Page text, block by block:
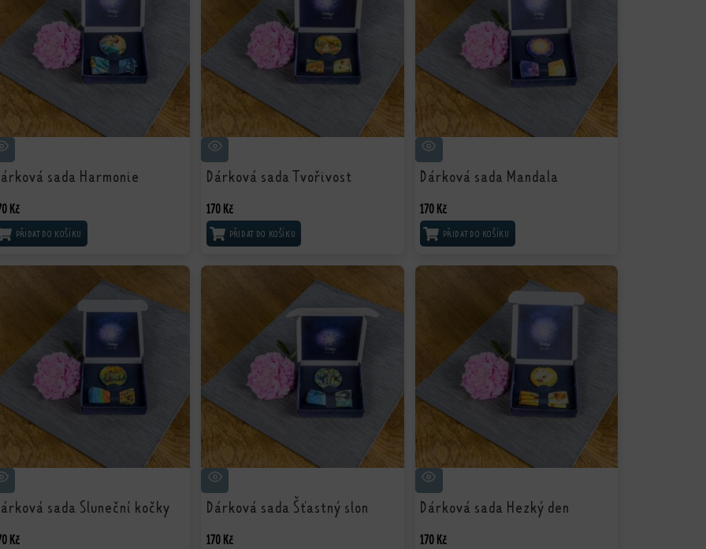
sada Harmonie
Kč
PŘIDAT DO KOŠÍKU
Dárková sada Tvořivost
170 Kč
PŘIDAT DO KOŠÍKU
Dárková sada Mandala
170 Kč
PŘIDAT DO KOŠÍKU
sada Sluneční kočky
Kč
Dárková sada Šťastný slon
170 Kč
Dárková sada Hezký den
170 Kč